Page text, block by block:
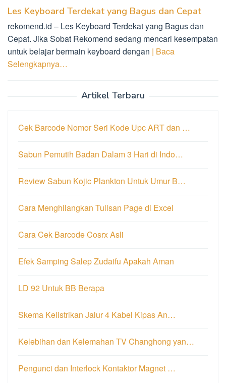
Les Keyboard Terdekat yang Bagus dan Cepat
rekomend.id – Les Keyboard Terdekat yang Bagus dan
Cepat. Jika Sobat Rekomend sedang mencari kesempatan
untuk belajar bermain keyboard dengan | Baca
Selengkapnya…
Artikel Terbaru
Cek Barcode Nomor Seri Kode Upc ART dan …
Sabun Pemutih Badan Dalam 3 Hari di Indo…
Review Sabun Kojic Plankton Untuk Umur B…
Cara Menghilangkan Tulisan Page di Excel
Cara Cek Barcode Cosrx Asli
Efek Samping Salep Zudaifu Apakah Aman
LD 92 Untuk BB Berapa
Skema Kelistrikan Jalur 4 Kabel Kipas An…
Kelebihan dan Kelemahan TV Changhong yan…
Pengunci dan Interlock Kontaktor Magnet …